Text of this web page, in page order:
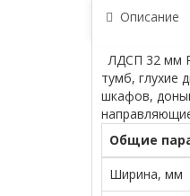
Описание
ЛДСП 32 мм
тумб, глухие
шкафов,
Общие
Ширина, мм